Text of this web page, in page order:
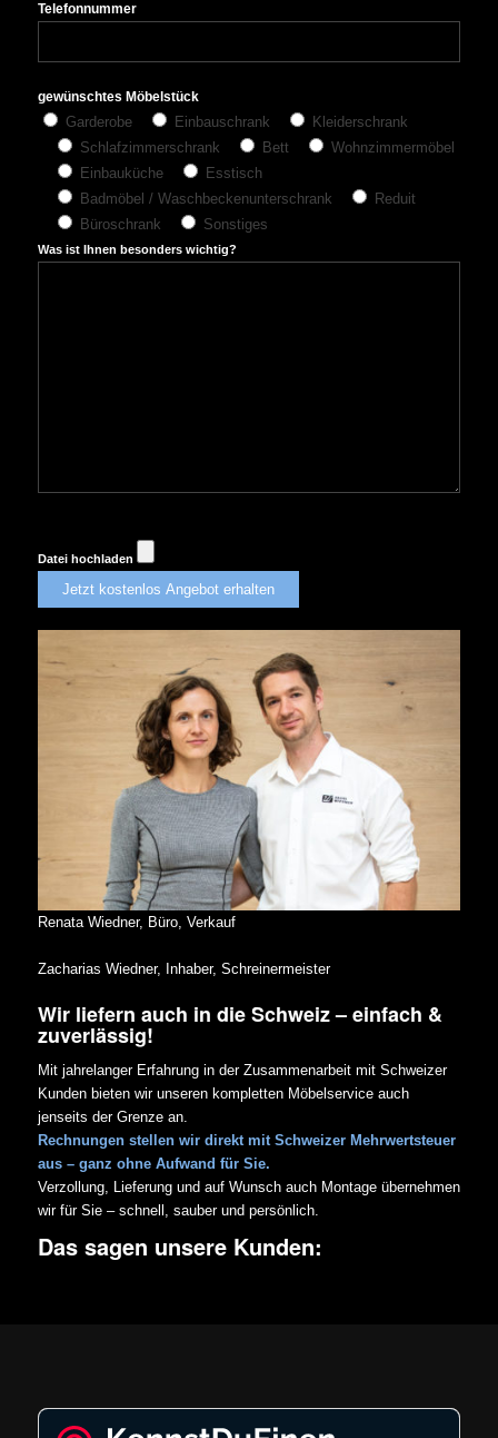
Telefonnummer
gewünschtes Möbelstück
Garderobe Einbauschrank
Kleiderschrank
Schlafzimmerschrank
Bett
Wohnzimmermöbel
Einbauküche
Esstisch
Badmöbel / Waschbeckenunterschrank
Reduit
Büroschrank
Sonstiges
Was ist Ihnen besonders wichtig?
Datei hochladen
Renata Wiedner, Büro, Verkauf
Zacharias Wiedner, Inhaber, Schreinermeister
Wir liefern auch in die Schweiz – einfach &
zuverlässig!
Mit jahrelanger Erfahrung in der Zusammenarbeit mit Schweizer
Kunden bieten wir unseren kompletten Möbelservice auch
jenseits der Grenze an.
Rechnungen stellen wir direkt mit Schweizer Mehrwertsteuer
aus – ganz ohne Aufwand für Sie.
Verzollung, Lieferung und auf Wunsch auch Montage übernehmen
wir für Sie – schnell, sauber und persönlich.
Das sagen unsere Kunden: